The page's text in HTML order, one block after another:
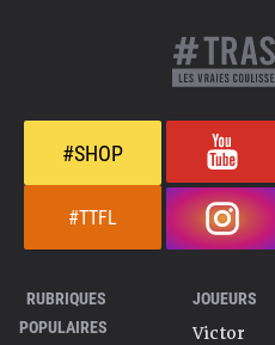
#SHOP
#TTFL
RUBRIQUES
POPULAIRES
JOUEURS
Victor